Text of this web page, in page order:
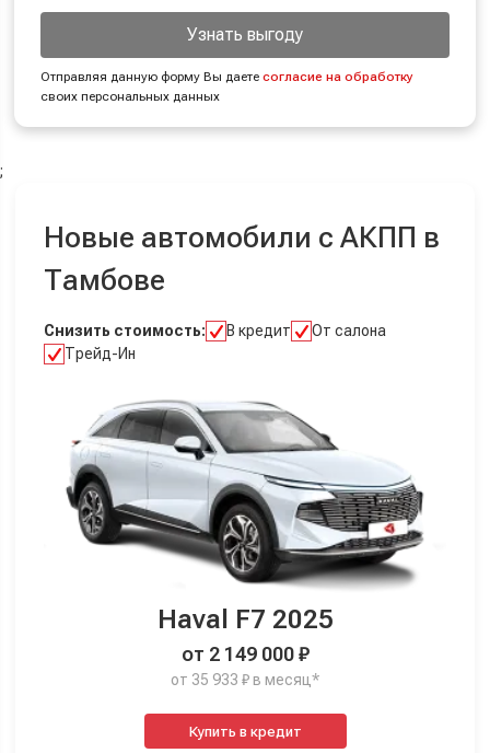
Узнать выгоду
Отправляя данную форму Вы даетесогласие на обработку
своих персональных данных
;
Новые автомобили с АКПП в
Тамбове
Снизить стоимость: В кредит
От салона
Трейд-Ин
Haval F7 2025
от 2 149 000 ₽
от 35 933 ₽ в месяц*
Купить в кредит